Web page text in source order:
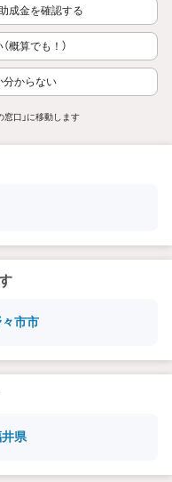
成金を確認する
概算でも！）
分からない
口」に移動します
々市市
県